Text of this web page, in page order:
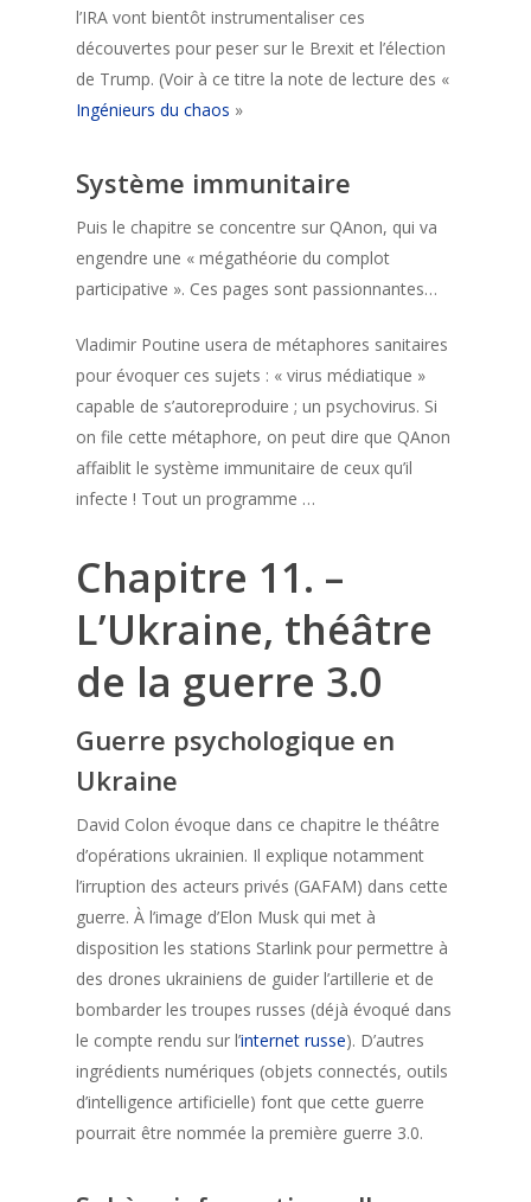
l’IRA vont bientôt instrumentaliser ces
découvertes pour peser sur le Brexit et l’élection
de Trump. (Voir à ce titre la note de lecture des «
Ingénieurs du chaos »
Système immunitaire
Puis le chapitre se concentre sur QAnon, qui va
engendre une « mégathéorie du complot
participative ». Ces pages sont passionnantes…
Vladimir Poutine usera de métaphores sanitaires
pour évoquer ces sujets : « virus médiatique »
capable de s’autoreproduire ; un psychovirus. Si
on file cette métaphore, on peut dire que QAnon
affaiblit le système immunitaire de ceux qu’il
infecte ! Tout un programme …
Chapitre 11. –
L’Ukraine, théâtre
de la guerre 3.0
Guerre psychologique en
Ukraine
David Colon évoque dans ce chapitre le théâtre
d’opérations ukrainien. Il explique notamment
l’irruption des acteurs privés (GAFAM) dans cette
guerre. À l’image d’Elon Musk qui met à
disposition les stations Starlink pour permettre à
des drones ukrainiens de guider l’artillerie et de
bombarder les troupes russes (déjà évoqué dans
le compte rendu sur l’internet russe). D’autres
ingrédients numériques (objets connectés, outils
d’intelligence artificielle) font que cette guerre
pourrait être nommée la première guerre 3.0.